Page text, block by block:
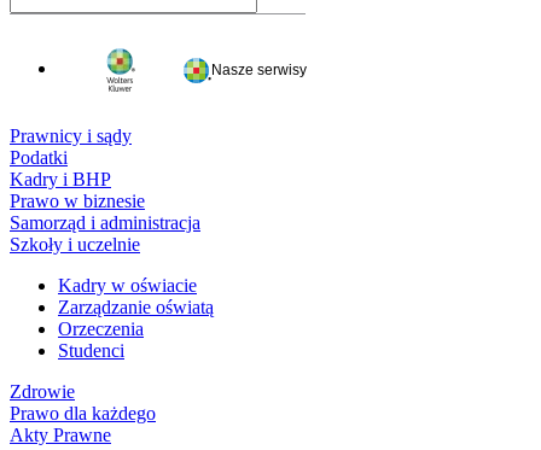
Nasze serwisy
Prawnicy i sądy
Podatki
Kadry i BHP
Prawo w biznesie
Samorząd i administracja
Szkoły i uczelnie
Kadry w oświacie
Zarządzanie oświatą
Orzeczenia
Studenci
Zdrowie
Prawo dla każdego
Akty Prawne